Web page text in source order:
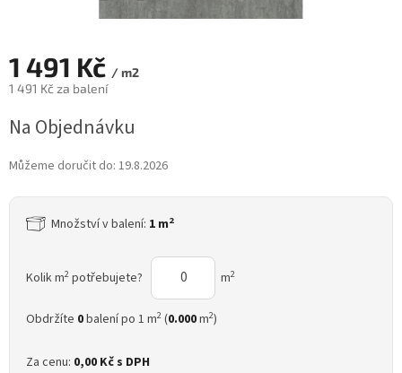
1 491 Kč / m2
1 491 Kč za balení
cena:
Na Objednávku
Můžeme doručit do: 19.8.2026
Množství v balení: 1 m2
Kolik m2 potřebujete? m2
Obdržíte 0balení po 1 m2 (0.000m2)
Za cenu: 0,00 Kčs DPH